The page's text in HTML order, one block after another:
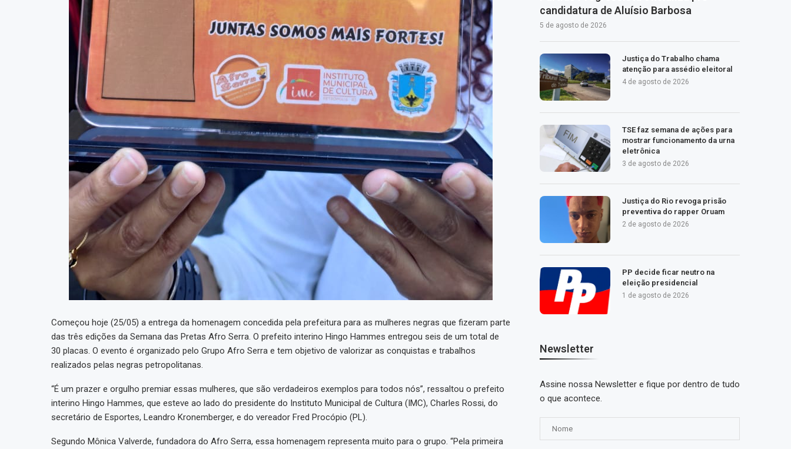
Começou hoje (25/05) a entrega da homenagem concedida pela prefeitura para as mulheres negras que fizeram parte
das três edições da Semana das Pretas Afro Serra. O prefeito interino Hingo Hammes entregou seis de um total de
30 placas. O evento é organizado pelo Grupo Afro Serra e tem objetivo de valorizar as conquistas e trabalhos
realizados pelas negras petropolitanas.
“É um prazer e orgulho premiar essas mulheres, que são verdadeiros exemplos para todos nós”, ressaltou o prefeito
interino Hingo Hammes, que esteve ao lado do presidente do Instituto Municipal de Cultura (IMC), Charles Rossi, do
secretário de Esportes, Leandro Kronemberger, e do vereador Fred Procópio (PL).
Segundo Mônica Valverde, fundadora do Afro Serra, essa homenagem representa muito para o grupo. “Pela primeira
candidatura de Aluísio Barbosa
5 de agosto de 2026
Justiça do Trabalho chama
atenção para assédio eleitoral
4 de agosto de 2026
TSE faz semana de ações para
mostrar funcionamento da urna
eletrônica
3 de agosto de 2026
Justiça do Rio revoga prisão
preventiva do rapper Oruam
2 de agosto de 2026
PP decide ficar neutro na
eleição presidencial
1 de agosto de 2026
Newsletter
Assine nossa Newsletter e fique por dentro de tudo
o que acontece.